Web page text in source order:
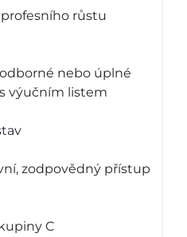
růstu
nebo úplné
výučním listem
zodpovědný přístup
C